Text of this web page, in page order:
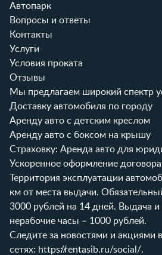
Автопарк
Вопросы и ответы
Контакты
Услуги
Условия проката
Отзывы
Мы предлагаем широкий спектр
Доставку автомобиля по городу
Аренду авто с детским креслом
Аренду авто с боксом на крышу
Страховку: Аренда авто для
Ускоренное оформление договора
Территория эксплуатации
км от места выдачи.
3000 рублей на 14 дней. Выдача и
нерабочие часы – 1000 рублей.
Следите за новостями и акциями
сетях: https://rentasib.ru/social/.